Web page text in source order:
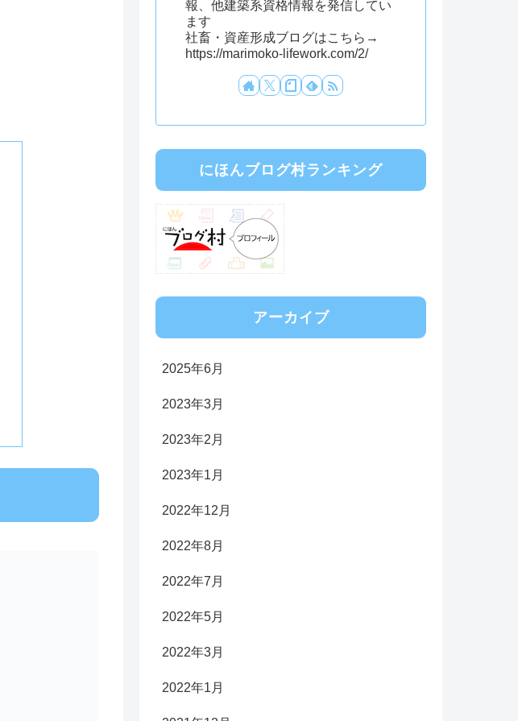
報、他建築系資格情報を発信してい
ます
社畜・資産形成ブログはこちら→
https://marimoko-lifework.com/2/
にほんブログ村ランキング
アーカイブ
2025年6月
2023年3月
2023年2月
2023年1月
2022年12月
2022年8月
2022年7月
2022年5月
2022年3月
2022年1月